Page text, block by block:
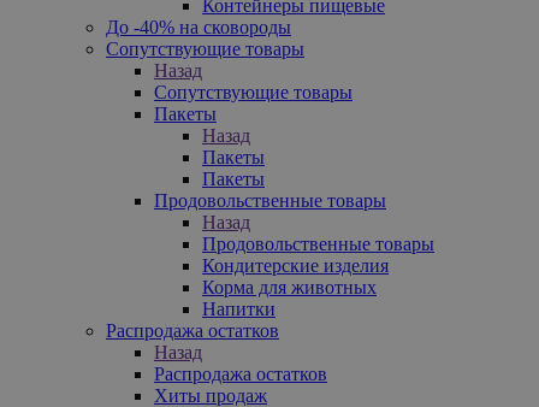
Контейнеры пищевые
До -40% на сковороды
Сопутствующие товары
Назад
Сопутствующие товары
Пакеты
Назад
Пакеты
Пакеты
Продовольственные товары
Назад
Продовольственные товары
Кондитерские изделия
Корма для животных
Напитки
Распродажа остатков
Назад
Распродажа остатков
Хиты продаж